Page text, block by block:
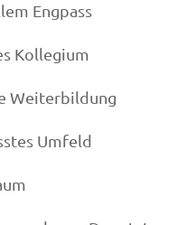
Engpass
Kollegium
Weiterbildung
Umfeld